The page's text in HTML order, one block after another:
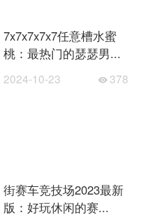
7x7x7x7x7任意槽水蜜
桃：最热门的瑟瑟男...
2024-10-23 378
街赛车竞技场2023最新
版：好玩休闲的赛...